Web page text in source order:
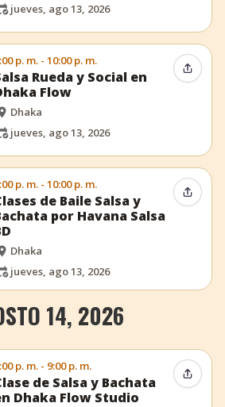
jueves, ago 13, 2026
p. m. - 10:00 p. m.
Rueda y Social en
Flow
Dhaka
jueves, ago 13, 2026
p. m. - 10:00 p. m.
de Baile Salsa y
por Havana Salsa
Dhaka
jueves, ago 13, 2026
14, 2026
p. m. - 9:00 p. m.
de Salsa y Bachata
Dhaka Flow Studio